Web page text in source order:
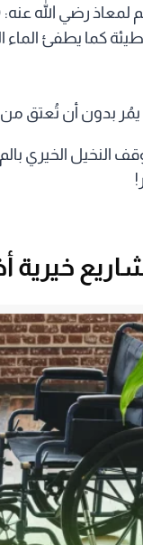
لمعاذ رضي الله
كما يطفئ الماء
بدون أن تُعتق من
النخيل الخيري
خيرية